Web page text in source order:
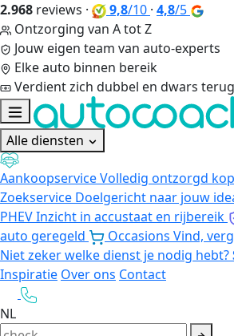
2.968 reviews · 9,8/10 · 4,8/5
Ontzorging van A tot Z
Jouw eigen team van auto-experts
Elke auto binnen bereik
Verdient zich dubbel en dwars terug
Alle diensten
AankoopserviceVolledig ontzorgd
Zoekservice Doelgericht naar jouw
PHEVInzicht in accustaat en rijbereik
auto geregeld
Occasions Vind,
Niet zeker welke dienst je nodig hebt?
Inspiratie Over ons Contact
NL